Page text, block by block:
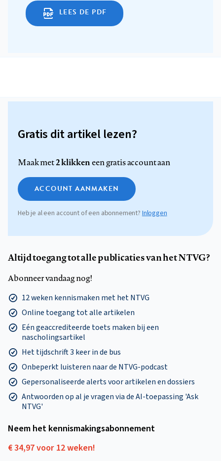
LEES DE PDF
Gratis dit artikel lezen?
Maak met2 klikkeneen gratis account aan
ACCOUNT AANMAKEN
Heb je al een account of een abonnement? Inloggen
Altijd toegang tot alle publicaties van het NTVG?
Abonneer vandaag nog!
12 weken kennismaken met het NTVG
Online toegang tot alle artikelen
Eén geaccrediteerde toets maken bij een
nascholingsartikel
Het tijdschrift 3 keer in de bus
Onbeperkt luisteren naar de NTVG-podcast
Gepersonaliseerde alerts voor artikelen en dossiers
Antwoorden op al je vragen via de AI-toepassing 'Ask
NTVG'
Neem het kennismakings­abonnement
€ 34,97 voor 12 weken!